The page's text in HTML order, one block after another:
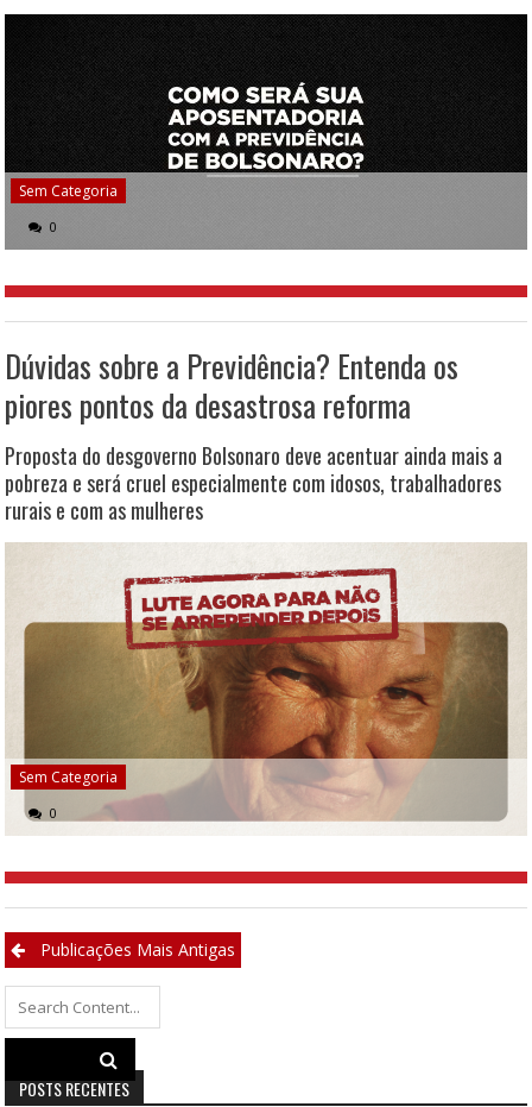
Sem Categoria
0
Dúvidas sobre a Previdência? Entenda os
piores pontos da desastrosa reforma
Proposta do desgoverno Bolsonaro deve acentuar ainda mais a
pobreza e será cruel especialmente com idosos, trabalhadores
rurais e com as mulheres
Sem Categoria
0
Navegação
por
posts
Publicações Mais Antigas
Search
for:
POSTS RECENTES